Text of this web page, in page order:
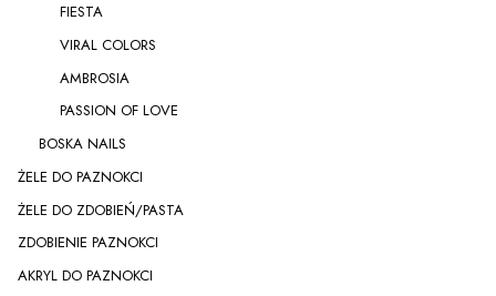
FIESTA
VIRAL COLORS
AMBROSIA
PASSION OF LOVE
BOSKA NAILS
ŻELE DO PAZNOKCI
ŻELE DO ZDOBIEŃ/PASTA
ZDOBIENIE PAZNOKCI
AKRYL DO PAZNOKCI